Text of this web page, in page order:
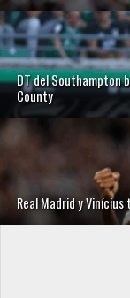
DT del Southampton
County
Real Madrid y